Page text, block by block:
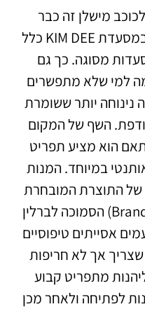
מישלן זה כבר
נשמע מבטיח. רמת המחירים במסעדת KIM DEE כלל
מסוגה. כך גם
למי שלא מתפשרים
נינוחה יותר ששומרת
השף של המקום
הוא מציע תפריט
במיוחד. המנות
התוצרת המובחרת
ממדינת ברנדנבורג (Brandenburg) הסמוכה לברלין
אסייתים טיפוסיים
אך לא חריפות
מתפריט קבוע
לפתיחה ולאחר מכן